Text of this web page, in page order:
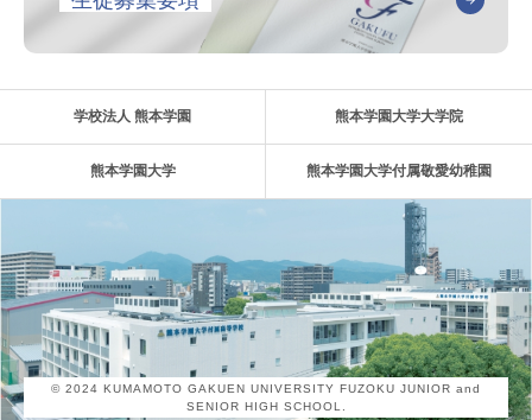
学校法人 熊本学園 熊本学園大学大学院
熊本学園大学 熊本学園大学付属敬愛幼稚園
© 2024 KUMAMOTO GAKUEN UNIVERSITY FUZOKU JUNIOR and
SENIOR HIGH SCHOOL.